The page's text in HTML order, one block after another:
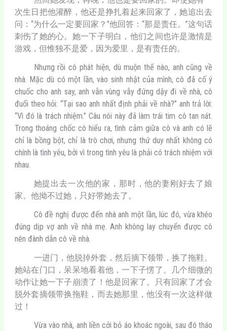
次生日把他灌醉，他还是挣扎着起来回家了，她追出去
问：“为什么一定要回家？”他回答：“那是责任。”这句话
刺伤了她的心。她一下子明白，他们之间也许是激情是
游戏，但惟独不是爱，因为爱里，是有责任的。
Nhưng rồi cô phát hiện, dù muộn thế nào, anh cũng về
nhà. Mặc dù có một lần, vào sinh nhật của mình, cô đã cố ý
chuốc cho anh say, anh vẫn vùng vẫy đứng dậy đi về nhà, cô
đuổi theo hỏi: “Tại sao anh nhất định phải về nhà?” anh trả lời:
“Vì đó là trách nhiệm.” Câu nói này đã làm trái tim cô tan nát.
Trong thoáng chốc cô hiểu ra, tình cảm giữa cô và anh có lẽ
chỉ là bồng bột, chỉ là trò chơi, nhưng thứ duy nhất không có
chính là tình yêu, bởi vì trong tình yêu là phải có trách nhiệm với
nhau.
她提出去一次他的家，那时，他的妻刚好去了娘
家。他拗不过她，只好带她去了。
Cô đề nghị được đến nhà anh một lần, lúc đó, vừa khéo
đúng dịp vợ anh về nhà mẹ. Anh không lay chuyển được cô
nên đành dẫn cô về nhà.
一进门，他脱掉外套，然后摘下领带，换了拖鞋。
她站在门口，呆呆地看着他，一下子愣了。几个细微的
动作让她一下子崩溃了！他是回家了。只有回家了才会
脱外套摘领带换拖鞋，而去她那里，他没有一次这样做
过！
Vừa vào nhà, anh liền cởi bỏ áo khoác ngoài, sau đó tháo